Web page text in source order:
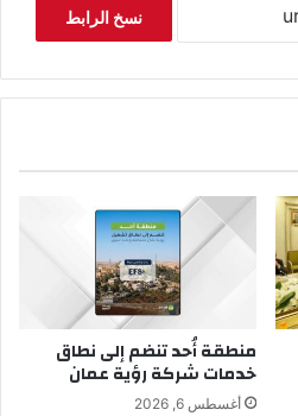
نسخ الرابط
منطقة أُحد تنضم إلى نطاق
خدمات شركة رؤية عمان
أغسطس 6, 2026